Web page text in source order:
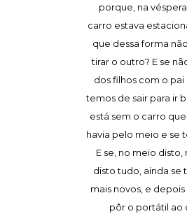
porque, na
carro estava
que dessa forma
tirar o outro? E se
dos filhos com o pai
temos de sair para ir
está sem o carro
havia pelo meio e se
E se, no meio
disto tudo, ainda se
mais novos, e
pôr o portátil ao